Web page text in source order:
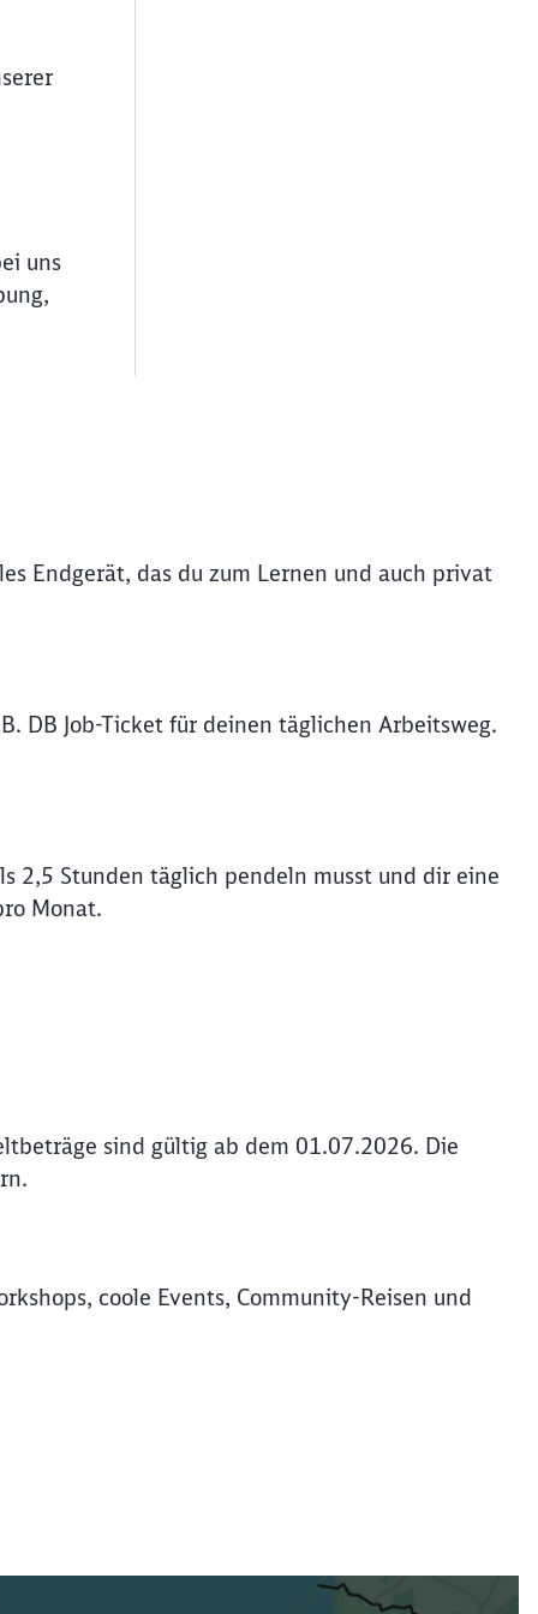
uns
Endgerät, das du zum Lernen und auch privat
DB Job-Ticket für deinen täglichen Arbeitsweg.
2,5 Stunden täglich pendeln musst und dir eine
Monat.
sind gültig ab dem 01.07.2026. Die
coole Events, Community-Reisen und